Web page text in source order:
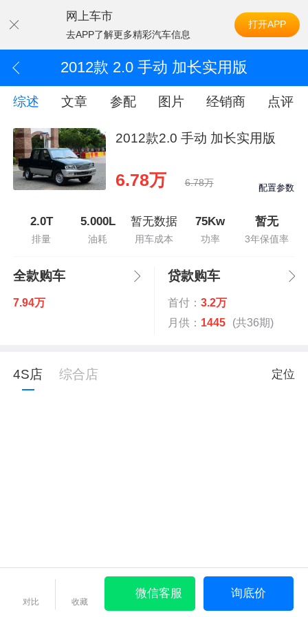
网上车市
去APP了解更多精彩汽车信息
打开APP
2012款 2.0 手动 加长实用版
综述 文章 参配 图片 经销商 点评
2012款2.0 手动 加长实用版
6.78万 6.78万 配置参数
2.0T
排量
5.000L
油耗
暂无数据
用车成本
75Kw
功率
暂无
3年保值率
全款购车
7.94万
贷款购车
首付： 3.2万
月供： 1445 (共36期)
4S店 综合店 定位
对比 收藏
微信客服 询底价